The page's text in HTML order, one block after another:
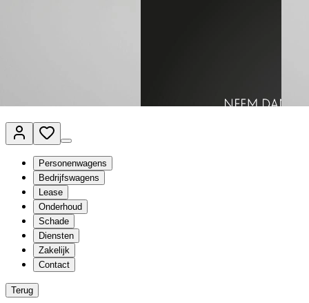
Personenwagens
Bedrijfswagens
Lease
Onderhoud
Schade
Diensten
Zakelijk
Contact
Terug